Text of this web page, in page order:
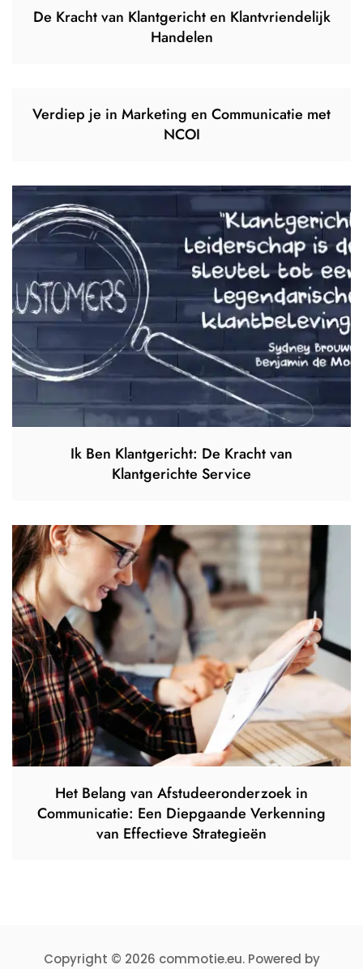
De Kracht van Klantgericht en Klantvriendelijk
Handelen
Verdiep je in Marketing en Communicatie met
NCOI
Ik Ben Klantgericht: De Kracht van
Klantgerichte Service
Het Belang van Afstudeeronderzoek in
Communicatie: Een Diepgaande Verkenning
van Effectieve Strategieën
Copyright © 2026 commotie.eu. Powered by